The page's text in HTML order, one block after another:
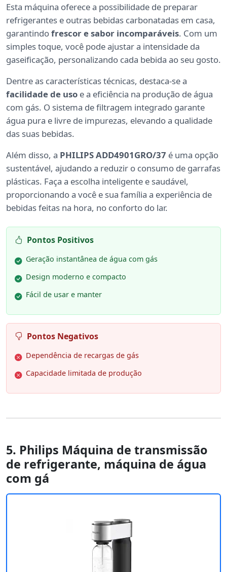
Esta máquina oferece a possibilidade de preparar
refrigerantes e outras bebidas carbonatadas em casa,
garantindofrescor e sabor incomparáveis. Com um
simples toque, você pode ajustar a intensidade da
gaseificação, personalizando cada bebida ao seu gosto.
Dentre as características técnicas, destaca-se a
facilidade de uso e a eficiência na produção de água
com gás. O sistema de filtragem integrado garante
água pura e livre de impurezas, elevando a qualidade
das suas bebidas.
Além disso, a PHILIPS ADD4901GRO/37 é uma opção
sustentável, ajudando a reduzir o consumo de garrafas
plásticas. Faça a escolha inteligente e saudável,
proporcionando a você e sua família a experiência de
bebidas feitas na hora, no conforto do lar.
Pontos Positivos
Geração instantânea de água com gás
Design moderno e compacto
Fácil de usar e manter
Pontos Negativos
Dependência de recargas de gás
Capacidade limitada de produção
5. Philips Máquina de transmissão
de refrigerante, máquina de água
com gá